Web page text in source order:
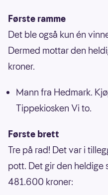
Første ramme
Det ble også kun én
Dermed mottar den
kroner.
Mann fra Hedmark.
Tippekiosken Vi to.
Første brett
Tre på rad! Det var i
pott. Det gir den heldige
481.600 kroner: